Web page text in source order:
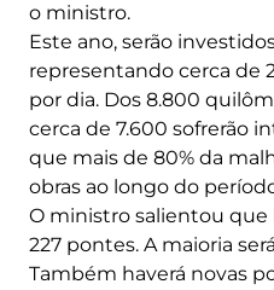
o ministro.
Este ano, serão
representando cerca de
por dia. Dos 8.800
cerca de 7.600 sofrerão
que mais de 80% da
obras ao longo do
O ministro salientou
227 pontes. A maioria
Também haverá novas